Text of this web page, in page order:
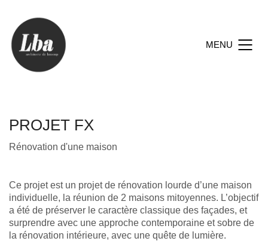
MENU
PROJET FX
Rénovation d'une maison
Ce projet est un projet de rénovation lourde d’une maison
individuelle, la réunion de 2 maisons mitoyennes. L’objectif
a été de préserver le caractère classique des façades, et
surprendre avec une approche contemporaine et sobre de
la rénovation intérieure, avec une quête de lumière.